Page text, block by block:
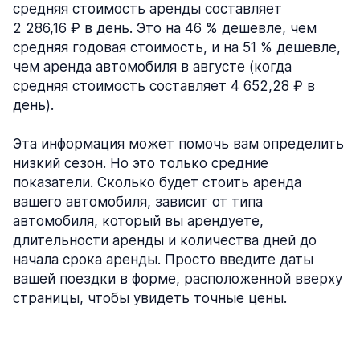
средняя стоимость аренды составляет
2 286,16 ₽ в день. Это на 46 % дешевле, чем
средняя годовая стоимость, и на 51 % дешевле,
чем аренда автомобиля в августе (когда
средняя стоимость составляет 4 652,28 ₽ в
день).
Эта информация может помочь вам определить
низкий сезон. Но это только средние
показатели. Сколько будет стоить аренда
вашего автомобиля, зависит от типа
автомобиля, который вы арендуете,
длительности аренды и количества дней до
начала срока аренды. Просто введите даты
вашей поездки в форме, расположенной вверху
страницы, чтобы увидеть точные цены.